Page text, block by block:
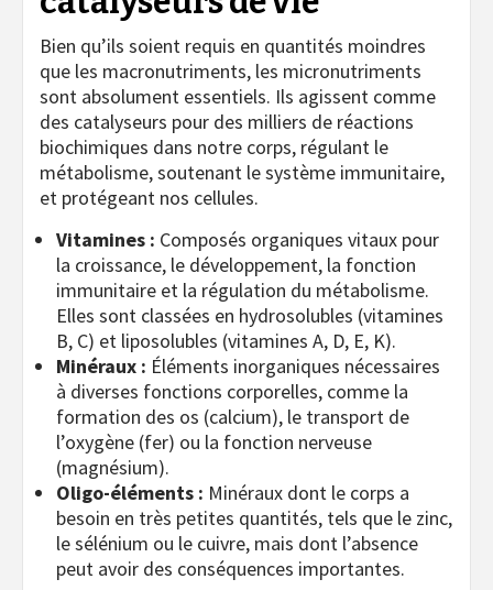
Bien qu’ils soient requis en quantités moindres
que les macronutriments, les micronutriments
sont absolument essentiels. Ils agissent comme
des catalyseurs pour des milliers de réactions
biochimiques dans notre corps, régulant le
métabolisme, soutenant le système immunitaire,
et protégeant nos cellules.
Vitamines : Composés organiques vitaux pour
la croissance, le développement, la fonction
immunitaire et la régulation du métabolisme.
Elles sont classées en hydrosolubles (vitamines
B, C) et liposolubles (vitamines A, D, E, K).
Minéraux : Éléments inorganiques nécessaires
à diverses fonctions corporelles, comme la
formation des os (calcium), le transport de
l’oxygène (fer) ou la fonction nerveuse
(magnésium).
Oligo-éléments : Minéraux dont le corps a
besoin en très petites quantités, tels que le zinc,
le sélénium ou le cuivre, mais dont l’absence
peut avoir des conséquences importantes.